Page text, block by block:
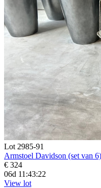
Lot 2985-91
Armstoel Davidson (set van
€ 324
06d 11:43:20
View lot